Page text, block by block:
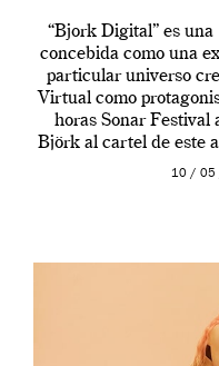
“Bjork Digital” es
concebida como una
particular universo
Virtual como
horas Sonar Festival
Björk al cartel de este
en una de las10 /